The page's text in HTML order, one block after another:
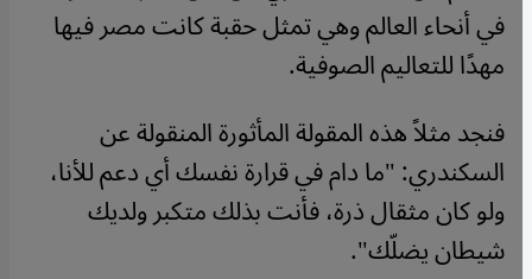
في أنحاء العالم وهي تمثل حقبة كانت مصر فيها
مهدًا للتعاليم الصوفية.
فنجد مثلاً هذه المقولة المأثورة المنقولة عن
السكندري: "ما دام في قرارة نفسك أي دعم للأنا،
ولو كان مثقال ذرة، فأنت بذلك متكبر ولديك
شيطان يضلّك".